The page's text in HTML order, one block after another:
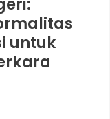
untuk